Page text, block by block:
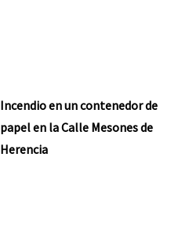
Incendio en un contenedor de
papel en la Calle Mesones de
Herencia